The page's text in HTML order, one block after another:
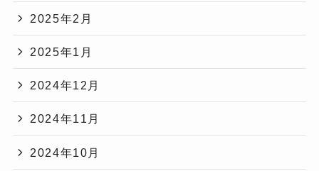
2025年2月
2025年1月
2024年12月
2024年11月
2024年10月